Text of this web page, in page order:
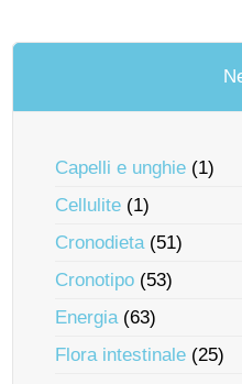
Capelli e unghie (1)
Cellulite (1)
Cronodieta(51)
Cronotipo (53)
Energia(63)
Flora intestinale (25)